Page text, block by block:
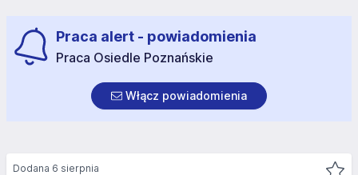
Praca alert - powiadomienia
Praca Osiedle Poznańskie
Włącz powiadomienia
Dodana 6 sierpnia